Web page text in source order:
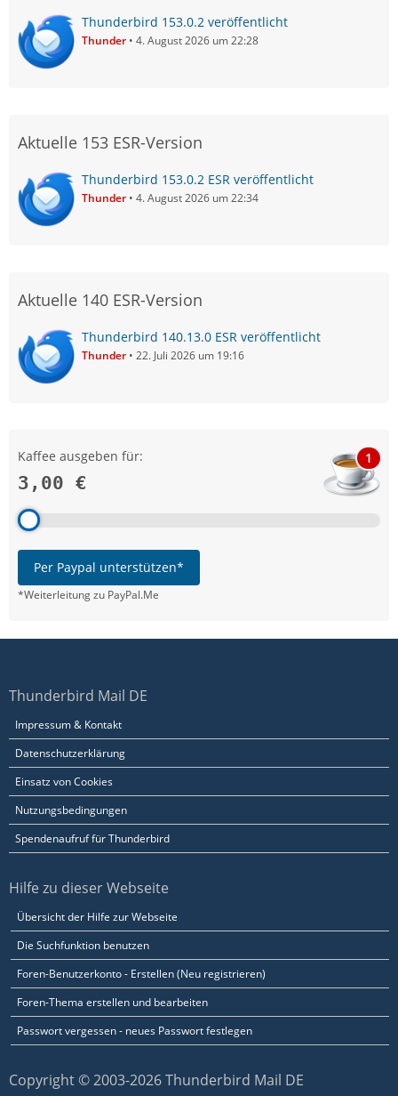
Thunderbird 153.0.2 veröffentlicht
Thunder 4. August 2026 um 22:28
Aktuelle 153 ESR-Version
Thunderbird 153.0.2 ESR veröffentlicht
Thunder 4. August 2026 um 22:34
Aktuelle 140 ESR-Version
Thunderbird 140.13.0 ESR veröffentlicht
Thunder 22. Juli 2026 um 19:16
Kaffee ausgeben für:
3,00 €
1
Per Paypal unterstützen*
*Weiterleitung zu PayPal.Me
Thunderbird Mail DE
Impressum & Kontakt
Datenschutzerklärung
Einsatz von Cookies
Nutzungsbedingungen
Spendenaufruf für Thunderbird
Hilfe zu dieser Webseite
Übersicht der Hilfe zur Webseite
Die Suchfunktion benutzen
Foren-Benutzerkonto - Erstellen (Neu registrieren)
Foren-Thema erstellen und bearbeiten
Passwort vergessen - neues Passwort festlegen
Copyright © 2003-2026 Thunderbird Mail DE